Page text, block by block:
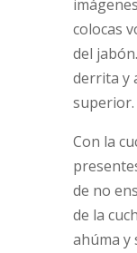
colocas
del
derrita y
superior.
Con la
de no
de la
ahúma y